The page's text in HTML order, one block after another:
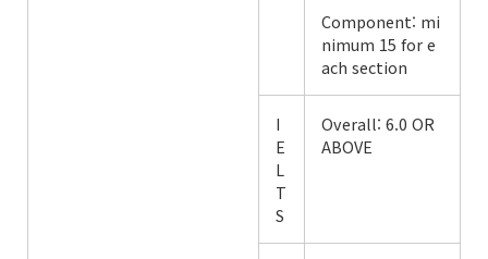
Component: mi
nimum 15 for e
ach section
I
E
L
T
S
Overall: 6.0 OR
ABOVE